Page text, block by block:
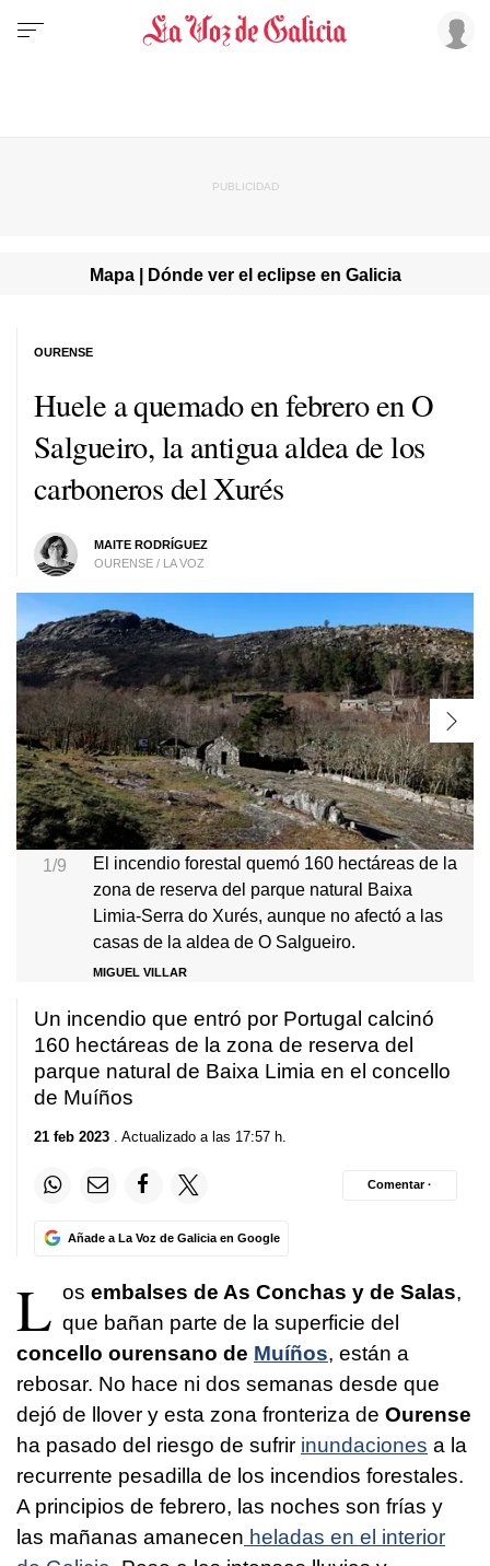
Mapa | Dónde ver el eclipse en Galicia
Huele a quemado en febrero en O
Salgueiro, la antigua aldea de los
carboneros del Xurés
MAITE RODRÍGUEZ
OURENSE / LA VOZ
OURENSE
1/9
El incendio forestal quemó 160 hectáreas de la
zona de reserva del parque natural Baixa
Limia-Serra do Xurés, aunque no afectó a las
casas de la aldea de O Salgueiro.
MIGUEL VILLAR
Un incendio que entró por Portugal calcinó
160 hectáreas de la zona de reserva del
parque natural de Baixa Limia en el concello
de Muíños
21 feb 2023 . Actualizado a las 17:57 h.
Añade a La Voz de Galicia en Google
Comentar ·
L os embalses de As Conchas y de Salas,
que bañan parte de la superficie del
concello ourensano de Muíños, están a
rebosar. No hace ni dos semanas desde que
dejó de llover y esta zona fronteriza de Ourense
ha pasado del riesgo de sufrir inundaciones a la
recurrente pesadilla de los incendios forestales.
A principios de febrero, las noches son frías y
las mañanas amanecen heladas en el interior